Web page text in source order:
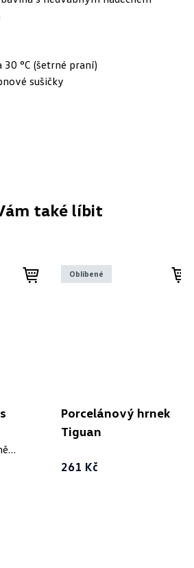
°C (šetrné praní)
sušičky
také líbit
Oblíbené
Porcelánový hrnek
Tiguan
261 Kč